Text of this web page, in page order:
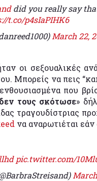
did you really say
t.co/p4sIaPIHK6
March 22,
οι σεξουαλικές
Μπορείς να πεις
που
δεν τους σκότωσε»
τραγουδίστριας
να αναρωτιέται
pic.twitter.com/